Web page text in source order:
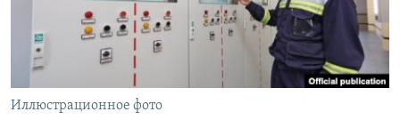
ПОБЕДИТЕЛЕЙ НЕ СУДЯТ?
КРЫМ.НЕПОКОРЕННЫЙ
УКРАИНСКАЯ ПРОБЛЕМА КРЫМА
ПРИСОЕДИНЯЙТЕСЬ!
Иллюстрационное фото